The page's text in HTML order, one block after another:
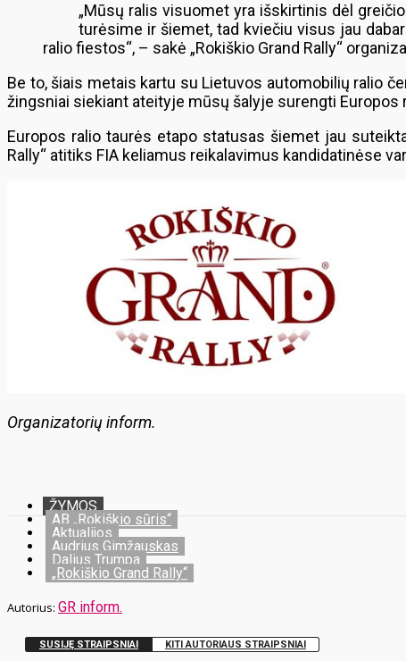
„Mūsų ralis visuomet yra išskirtinis dėl
turėsime ir šiemet, tad kviečiu visus jau
ralio fiestos“, – sakė „Rokiškio Grand Rally“
Be to, šiais metais kartu su Lietuvos automobilių ralio
žingsniai siekiant ateityje mūsų šalyje surengti
Europos ralio taurės etapo statusas šiemet jau
Rally“ atitiks FIA keliamus reikalavimus kandidatinėse
Organizatorių inform.
ŽYMOS
AB „Rokiškio sūris“
Aktualijos
Audrius Gimžauskas
Dalius Trumpa
„Rokiškio Grand Rally“
GR inform.
SUSIJĘ STRAIPSNIAI KITI AUTORIAUS STRAIPSNIAI